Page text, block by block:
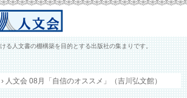
る人文書の棚構築を目的とする出版社の集まりです。
› 人文会 08月「自信のオススメ」（吉川弘文館）